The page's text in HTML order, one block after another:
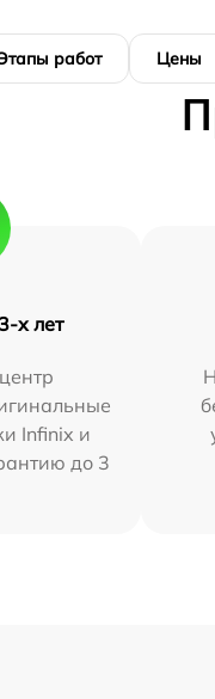
работ Цены
х лет
Infinix и
до 3